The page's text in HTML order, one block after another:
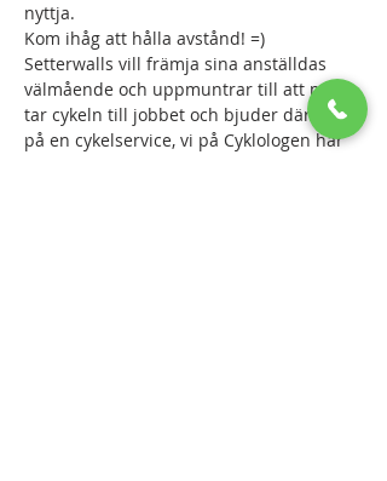
nyttja.
Kom ihåg att hålla avstånd! =)
Setterwalls vill främja sina anställdas
välmående och uppmuntrar till att man
tar cykeln till jobbet och bjuder därför
på en cykelservice, vi på Cyklologen har